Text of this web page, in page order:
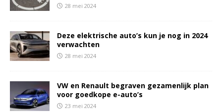
28 mei 2024
Deze elektrische auto’s kun je nog in 2024
verwachten
28 mei 2024
VW en Renault begraven gezamenlijk plan
voor goedkope e-auto’s
23 mei 2024